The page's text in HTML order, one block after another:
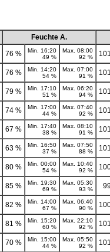
Feuchte A.
76 %
Min. 16:20
49 %
Max. 08:00
92 %
76 %
Min. 14:20
54 %
Max. 07:00
91 %
79 %
Min. 17:10
51 %
Max. 06:20
94 %
74 %
Min. 17:00
44 %
Max. 07:40
92 %
67 %
Min. 17:40
38 %
Max. 08:10
91 %
63 %
Min. 16:50
37 %
Max. 07:50
88 %
80 %
Min. 00:00
54 %
Max. 10:40
92 %
85 %
Min. 19:30
69 %
Max. 05:30
93 %
82 %
Min. 14:00
67 %
Max. 06:40
90 %
81 %
Min. 15:20
60 %
Max. 22:10
92 %
70 %
Min. 15:00
44 %
Max. 05:50
92 %